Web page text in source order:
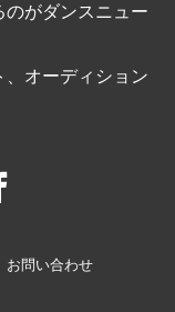
のがダンスニュー
、オーディション
お問い合わせ